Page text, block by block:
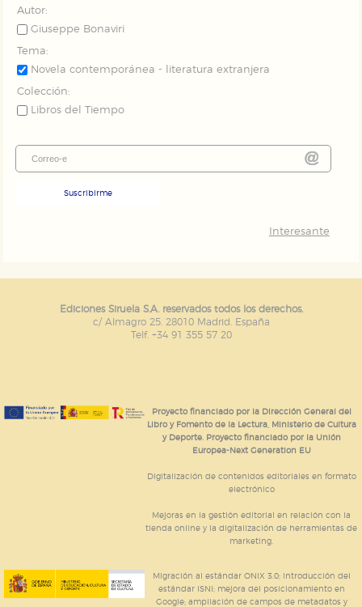
Autor:
Giuseppe Bonaviri
Tema:
Novela contemporánea - literatura extranjera
Colección:
Libros del Tiempo
Suscribirme
Interesante
Ediciones Siruela S.A. reservados todos los derechos.
c/ Almagro 25. 28010 Madrid. España
Telf. +34 91 355 57 20
Proyecto financiado por la Dirección General del
Libro y Fomento de la Lectura, Ministerio de Cultura
y Deporte. Proyecto financiado por la Unión
Europea-Next Generation EU
Digitalización de contenidos editoriales en formato
electrónico
Mejoras en la gestión editorial en relación con la
tienda online y la digitalización de herramientas de
marketing.
Migración al estándar ONIX 3.0; introducción del
estándar ISNI; mejora del posicionamiento en
Google; ampliación de campos de metadatos y